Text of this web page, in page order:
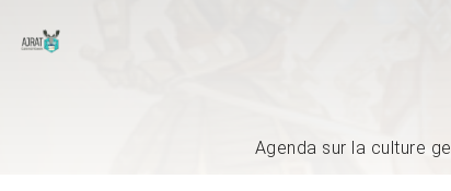
Agenda sur la culture